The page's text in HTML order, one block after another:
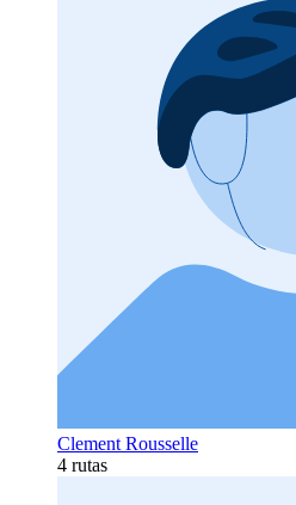
Clement Rousselle
4 rutas